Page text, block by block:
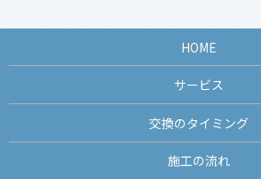
HOME
サービス
交換のタイミング
施工の流れ